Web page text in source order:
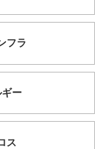
フラ
ー
ス